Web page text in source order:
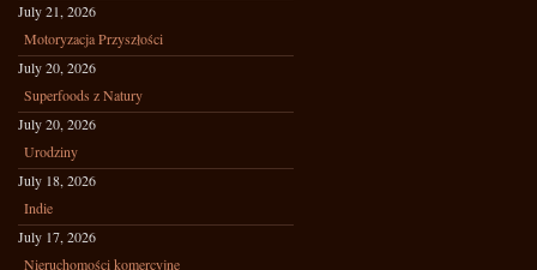
July 21, 2026
Motoryzacja Przyszłości
July 20, 2026
Superfoods z Natury
July 20, 2026
Urodziny
July 18, 2026
Indie
July 17, 2026
Nieruchomości komercyjne